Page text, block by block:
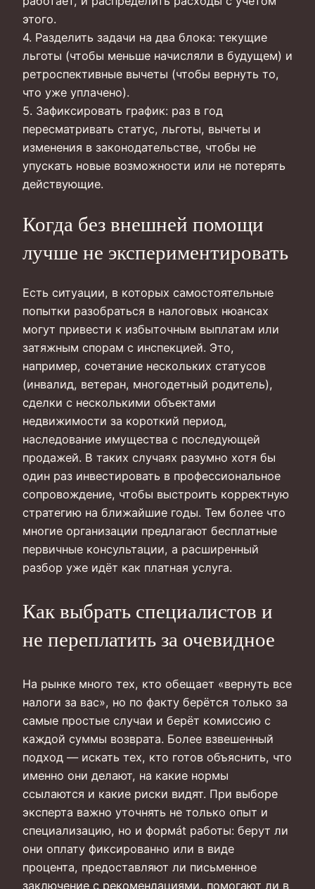
этого.
4. Разделить задачи на два блока: текущие
льготы (чтобы меньше начисляли в будущем) и
ретроспективные вычеты (чтобы вернуть то,
что уже уплачено).
5. Зафиксировать график: раз в год
пересматривать статус, льготы, вычеты и
изменения в законодательстве, чтобы не
упускать новые возможности или не потерять
действующие.
Когда без внешней помощи
лучше не экспериментировать
Есть ситуации, в которых самостоятельные
попытки разобраться в налоговых нюансах
могут привести к избыточным выплатам или
затяжным спорам с инспекцией. Это,
например, сочетание нескольких статусов
(инвалид, ветеран, многодетный родитель),
сделки с несколькими объектами
недвижимости за короткий период,
наследование имущества с последующей
продажей. В таких случаях разумно хотя бы
один раз инвестировать в профессиональное
сопровождение, чтобы выстроить корректную
стратегию на ближайшие годы. Тем более что
многие организации предлагают бесплатные
первичные консультации, а расширенный
разбор уже идёт как платная услуга.
Как выбрать специалистов и
не переплатить за очевидное
На рынке много тех, кто обещает «вернуть все
налоги за вас», но по факту берётся только за
самые простые случаи и берёт комиссию с
каждой суммы возврата. Более взвешенный
подход — искать тех, кто готов объяснить, что
именно они делают, на какие нормы
ссылаются и какие риски видят. При выборе
эксперта важно уточнять не только опыт и
специализацию, но и формát работы: берут ли
они оплату фиксированно или в виде
процента, предоставляют ли письменное
заключение с рекомендациями, помогают ли в